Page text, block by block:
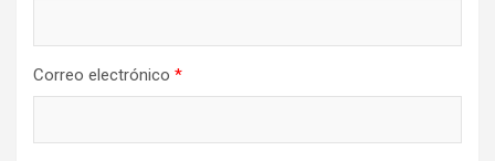
Correo electrónico *